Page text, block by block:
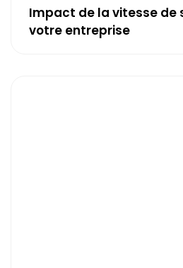
Impact de la vitesse de
votre entreprise